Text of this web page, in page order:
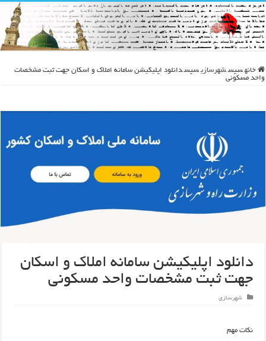
خانه سپس شهرسازی سپس دانلود اپلیکیشن سامانه املاک و اسکان جهت ثبت مشخصات
واحد مسکونی
دانلود اپلیکیشن سامانه املاک و اسکان
جهت ثبت مشخصات واحد مسکونی
شهرسازی
نکات مهم